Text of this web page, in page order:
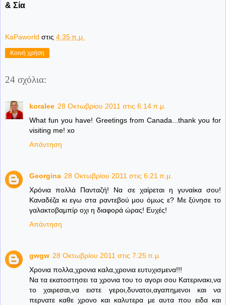
& Σία
KaPaworld στις 4:35 π.μ.
Κοινή χρήση
24 σχόλια:
koralee 28 Οκτωβρίου 2011 στις 6:14 π.μ.
What fun you have! Greetings from Canada...thank you for
visiting me! xo
Απάντηση
Georgina 28 Οκτωβρίου 2011 στις 6:21 π.μ.
Χρόνια πολλά Πανταζή! Να σε χαίρεται η γυναίκα σου!
Καναδέζα κι εγω στα ραντεβού μου όμως ε? Με ξύνησε το
γαλακτοβαμπίρ οχι η διαφορά ώρας! Ευχές!
Απάντηση
gwgw 28 Οκτωβρίου 2011 στις 7:25 π.μ.
Χρονια πολλα,χρονια καλα,χρονια ευτυχισμενα!!!
Να τα εκατοστησει τα χρονια του το αγορι σου Κατερινακι,να
το χαιρεσαι,να ειστε γεροι,δυνατοι,αγαπημενοι και να
περνατε καθε χρονο και καλυτερα με αυτα που ειδα και